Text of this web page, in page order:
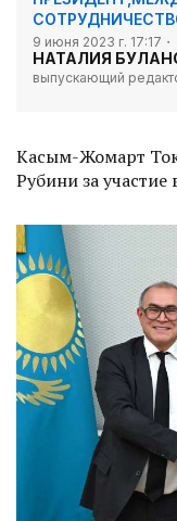
9 июня 2023 г. 17:17
НАТАЛИЯ
выпускающий
Касым-Жомарт
Рубини за